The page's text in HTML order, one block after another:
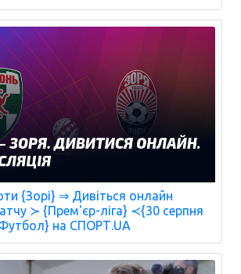
{Зорі} ⇒ Дивіться онлайн
≻ {Прем'єр-ліга} ≺{30 серпня
на СПОРТ.UA